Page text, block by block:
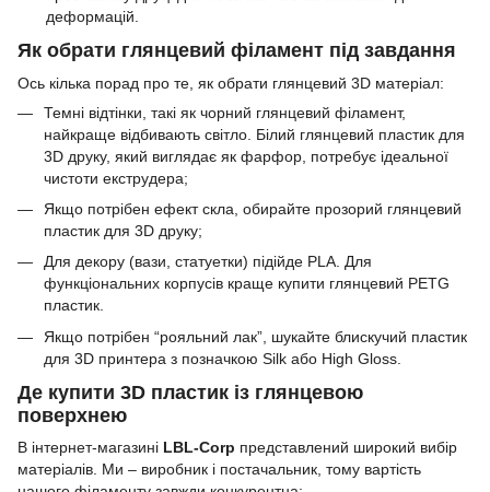
деформацій.
Як обрати глянцевий філамент під завдання
Ось кілька порад про те, як обрати глянцевий 3D матеріал:
Темні відтінки, такі як чорний глянцевий філамент,
найкраще відбивають світло. Білий глянцевий пластик для
3D друку, який виглядає як фарфор, потребує ідеальної
чистоти екструдера;
Якщо потрібен ефект скла, обирайте прозорий глянцевий
пластик для 3D друку;
Для декору (вази, статуетки) підійде PLA. Для
функціональних корпусів краще купити глянцевий PETG
пластик.
Якщо потрібен “рояльний лак”, шукайте блискучий пластик
для 3D принтера з позначкою Silk або High Gloss.
Де купити 3D пластик із глянцевою
поверхнею
В інтернет-магазині LBL-Corp представлений широкий вибір
матеріалів. Ми – виробник і постачальник, тому вартість